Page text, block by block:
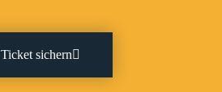
Ticket sichern